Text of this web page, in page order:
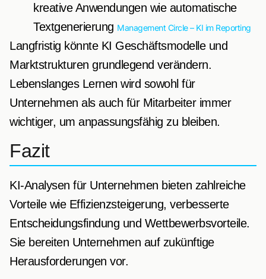
kreative Anwendungen wie automatische
Textgenerierung Management Circle – KI im Reporting
Langfristig könnte KI Geschäftsmodelle und
Marktstrukturen grundlegend verändern.
Lebenslanges Lernen wird sowohl für
Unternehmen als auch für Mitarbeiter immer
wichtiger, um anpassungsfähig zu bleiben.
Fazit
KI-Analysen für Unternehmen bieten zahlreiche
Vorteile wie Effizienzsteigerung, verbesserte
Entscheidungsfindung und Wettbewerbsvorteile.
Sie bereiten Unternehmen auf zukünftige
Herausforderungen vor.